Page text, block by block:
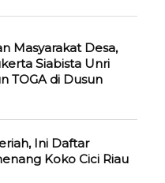
Masyarakat Desa,
Siabista Unri
TOGA di Dusun
Ini Daftar
Koko Cici Riau